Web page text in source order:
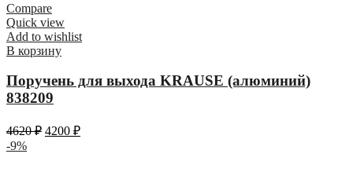
Compare
Quick view
Add to wishlist
В корзину
Поручень для выхода KRAUSE (алюминий)
838209
4620₽ 4200 ₽
-9%